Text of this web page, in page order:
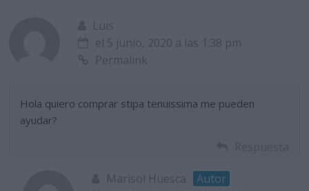
Luis
el 5 junio, 2020 a las 1:38 pm
Permalink
Hola quiero comprar stipa tenuissima me pueden
ayudar?
Marisol Huesca
Autor